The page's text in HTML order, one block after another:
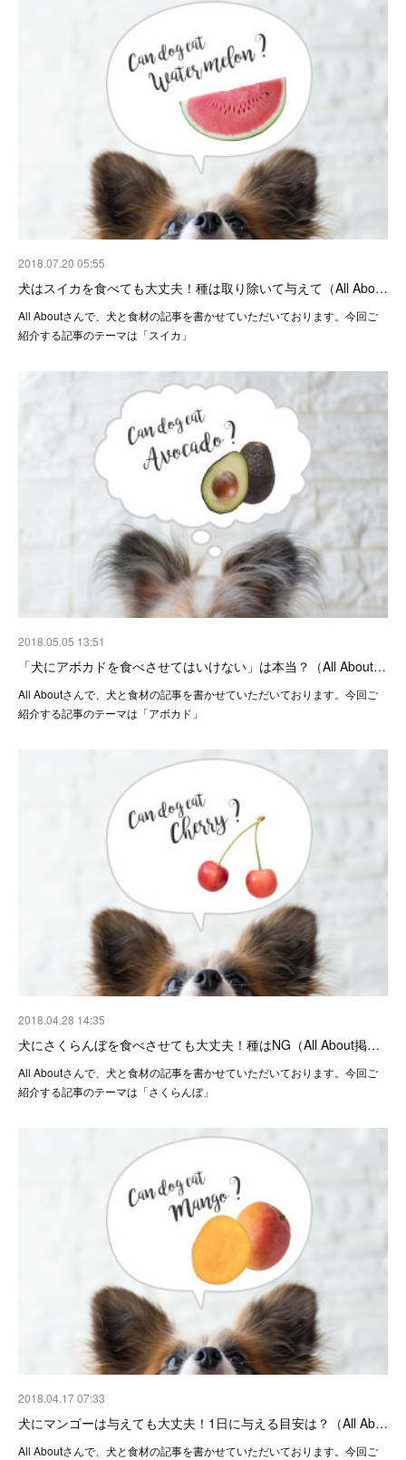
2018.07.20 05:55
犬はスイカを食べても大丈夫！種は取り除いて与えて（All Abo…
All Aboutさんで、犬と食材の記事を書かせていただいております。今回ご
紹介する記事のテーマは「スイカ」
2018.05.05 13:51
「犬にアボカドを食べさせてはいけない」は本当？（All About…
All Aboutさんで、犬と食材の記事を書かせていただいております。今回ご
紹介する記事のテーマは「アボカド」
2018.04.28 14:35
犬にさくらんぼを食べさせても大丈夫！種はNG（All About掲…
All Aboutさんで、犬と食材の記事を書かせていただいております。今回ご
紹介する記事のテーマは「さくらんぼ」
2018.04.17 07:33
犬にマンゴーは与えても大丈夫！1日に与える目安は？（All Ab…
All Aboutさんで、犬と食材の記事を書かせていただいております。今回ご